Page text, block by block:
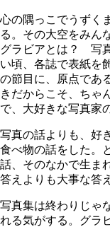
心の隅っこでうずく
る。その大空をみん
グラビアとは？ 写
い頃、各誌で表紙を
の節目に、原点であ
きだからこそ、ちゃ
で、大好きな写真家
写真の話よりも、好
食べ物の話をした。
話、そのなかで生ま
答えよりも大事な答
写真集は終わりじゃ
れる気がする。グラ